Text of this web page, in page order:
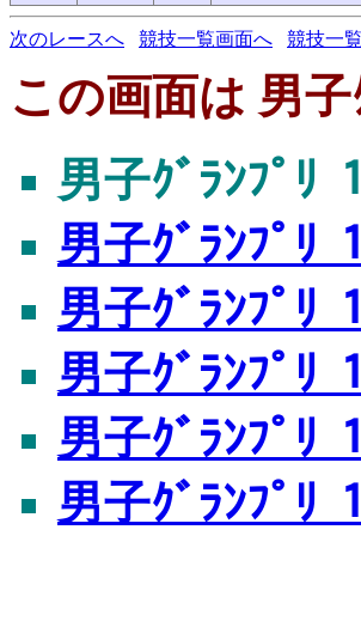
次のレースへ 競技一覧画面へ 競技一
この画面は 男
男子ｸﾞﾗﾝﾌﾟﾘ
男子ｸﾞﾗﾝﾌﾟﾘ
男子ｸﾞﾗﾝﾌﾟﾘ
男子ｸﾞﾗﾝﾌﾟﾘ
男子ｸﾞﾗﾝﾌﾟﾘ
男子ｸﾞﾗﾝﾌﾟﾘ